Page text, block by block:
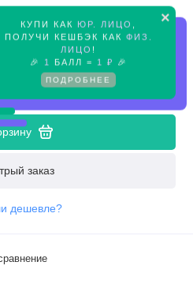
×
КУПИ КАК ЮР. ЛИЦО
ПОЛУЧИ КЕШБЭК КАК ФИЗ.
ЛИЦО !
🎉
1 БАЛЛ = 1 ₽ 🎉
ПОДРОБНЕЕ
Предзаказ
заказ
дешевле?